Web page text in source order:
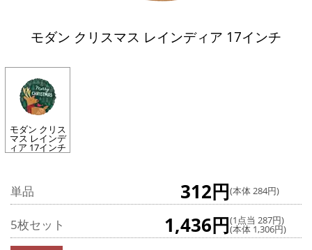
モダン クリスマス レインディア 17インチ
モダン クリス
マス レインデ
ィア 17インチ
単品 312円(本体 284円)
5枚セット 1,436円(1点当 287円)
(本体 1,306円)